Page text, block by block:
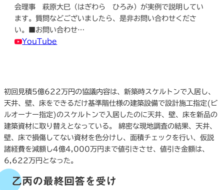
会理事 萩原大巳（はぎわら ひろみ）が実例で説明してい
ます。質問などございましたら、是非お問い合わせくださ
い。■お問い合わせ…
YouTube
初回見積5億622万円の協議内容は、新築時スケルトンで入居し、
天井、壁、床をできるだけ基準階仕様の建築設備で設計施工指定(ビ
ルオーナー指定)のスケルトンで入居したのに天井、壁、床を新品の
建築資材に取り替えとなっている。 綿密な現地調査の結果、天井、
壁、床で損傷してない資材を色分けし、面積チェックを行い、仮説
諸経費を減額し4億4,000万円まで値引きさせ、値引き金額は、
6,622万円となった。
乙丙の最終回答を受け